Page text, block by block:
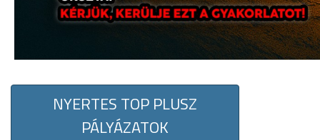
NYERTES TOP PLUSZ
PÁLYÁZATOK